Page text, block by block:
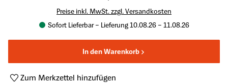
Preise inkl. MwSt. zzgl. Versandkosten
Sofort Lieferbar – Lieferung 10.08.26 – 11.08.26
In den Warenkorb
Zum Merkzettel hinzufügen